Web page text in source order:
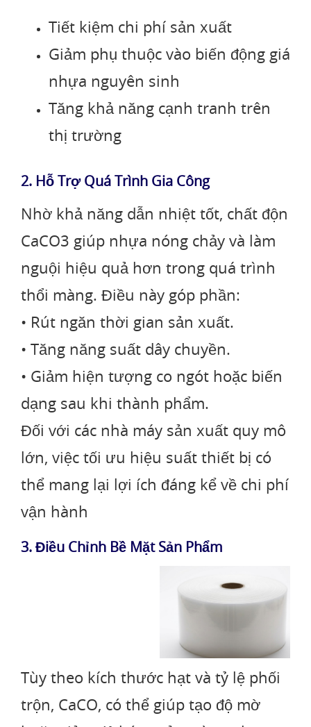
Tiết kiệm chi phí sản xuất
Giảm phụ thuộc vào biến động giá
nhựa nguyên sinh
Tăng khả năng cạnh tranh trên
thị trường
2. Hỗ Trợ Quá Trình Gia Công
Nhờ khả năng dẫn nhiệt tốt, chất độn
CaCO3 giúp nhựa nóng chảy và làm
nguội hiệu quả hơn trong quá trình
thổi màng. Điều này góp phần:
• Rút ngăn thời gian sản xuất.
• Tăng năng suất dây chuyền.
• Giảm hiện tượng co ngót hoặc biến
dạng sau khi thành phẩm.
Đối với các nhà máy sản xuất quy mô
lớn, việc tối ưu hiệu suất thiết bị có
thể mang lại lợi ích đáng kể về chi phí
vận hành
3. Điều Chỉnh Bề Mặt Sản Phẩm
Tùy theo kích thước hạt và tỷ lệ phối
trộn, CaCO, có thể giúp tạo độ mờ